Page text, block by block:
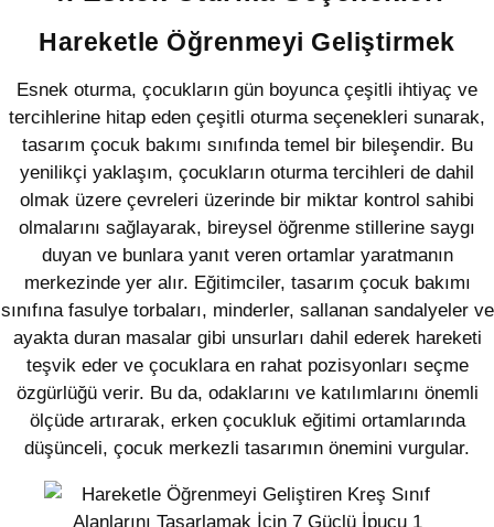
Hareketle Öğrenmeyi Geliştirmek
Esnek oturma, çocukların gün boyunca çeşitli ihtiyaç ve
tercihlerine hitap eden çeşitli oturma seçenekleri sunarak,
tasarım çocuk bakımı sınıfında temel bir bileşendir. Bu
yenilikçi yaklaşım, çocukların oturma tercihleri de dahil
olmak üzere çevreleri üzerinde bir miktar kontrol sahibi
olmalarını sağlayarak, bireysel öğrenme stillerine saygı
duyan ve bunlara yanıt veren ortamlar yaratmanın
merkezinde yer alır. Eğitimciler, tasarım çocuk bakımı
sınıfına fasulye torbaları, minderler, sallanan sandalyeler ve
ayakta duran masalar gibi unsurları dahil ederek hareketi
teşvik eder ve çocuklara en rahat pozisyonları seçme
özgürlüğü verir. Bu da, odaklarını ve katılımlarını önemli
ölçüde artırarak, erken çocukluk eğitimi ortamlarında
düşünceli, çocuk merkezli tasarımın önemini vurgular.